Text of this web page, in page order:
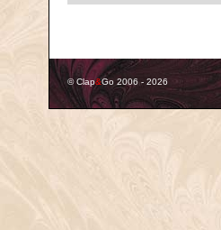
© Clap&Go 2006 - 2026